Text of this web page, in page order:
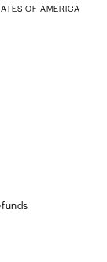
OF AMERICA